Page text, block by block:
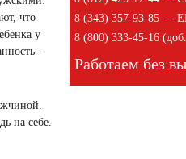
что
у
–
на себе.
8 (343) 357-93-85 —
8 (800) 333-45-16
Работаем без